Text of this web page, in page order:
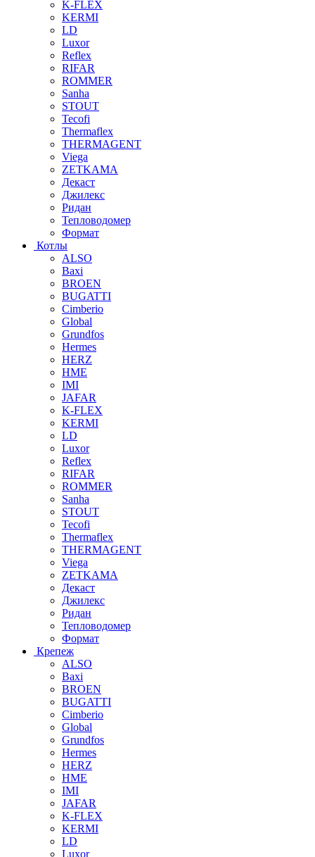
K-FLEX
KERMI
LD
Luxor
Reflex
RIFAR
ROMMER
Sanha
STOUT
Tecofi
Thermaflex
THERMAGENT
Viega
ZETKAMA
Декаст
Джилекс
Ридан
Тепловодомер
Формат
Котлы
ALSO
Baxi
BROEN
BUGATTI
Cimberio
Global
Grundfos
Hermes
HERZ
HME
IMI
JAFAR
K-FLEX
KERMI
LD
Luxor
Reflex
RIFAR
ROMMER
Sanha
STOUT
Tecofi
Thermaflex
THERMAGENT
Viega
ZETKAMA
Декаст
Джилекс
Ридан
Тепловодомер
Формат
Крепеж
ALSO
Baxi
BROEN
BUGATTI
Cimberio
Global
Grundfos
Hermes
HERZ
HME
IMI
JAFAR
K-FLEX
KERMI
LD
Luxor